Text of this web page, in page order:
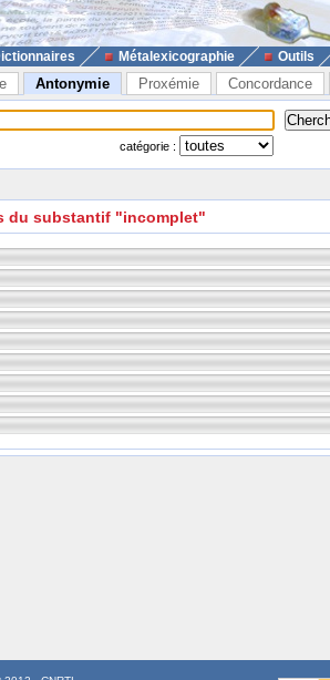
Métalexicographie Outils
Antonymie Proxémie Concordance
catégorie :
du substantif "incomplet"